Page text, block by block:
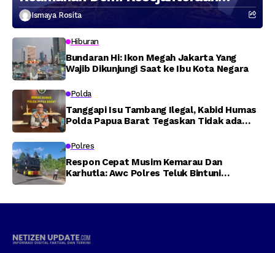
Masyarakat
Ismaya Rosita
Hiburan
Bundaran Hi: Ikon Megah Jakarta Yang
Wajib Dikunjungi Saat ke Ibu Kota Negara
Polda
Tanggapi Isu Tambang Ilegal, Kabid Humas
Polda Papua Barat Tegaskan Tidak ada
Polres
Respon Cepat Musim Kemarau Dan
Karhutla: Awc Polres Teluk Bintuni